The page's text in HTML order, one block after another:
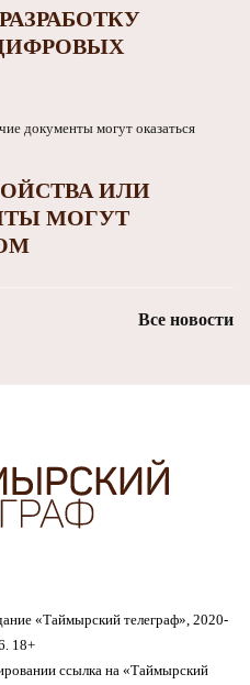
ИЛИ
МОГУТ
Все новости
«Таймырский телеграф», 2020-
18+
ссылка на «Таймырский